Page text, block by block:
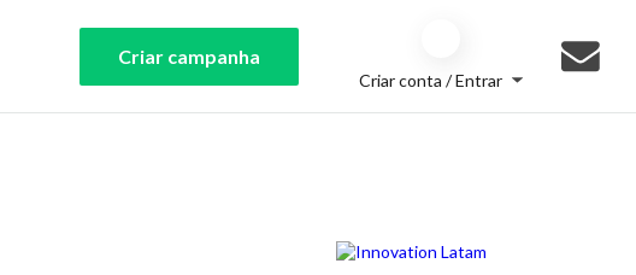
Criar campanha
Criar conta / Entrar